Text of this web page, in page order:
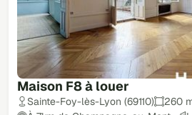
Maison F8 à louer
Sainte-Foy-lès-Lyon (69110) 260